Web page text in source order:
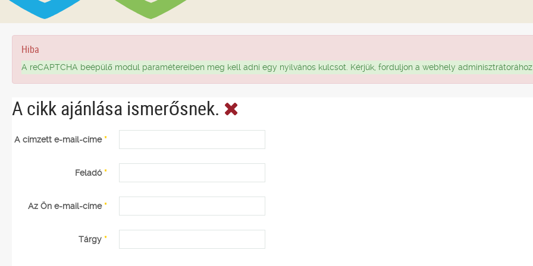
Hiba
A reCAPTCHA beépülő modul paramétereiben meg kell adni egy nyilvános kulcsot. Kérjük, forduljon a webhely
A cikk ajánlása ismerősnek.
A címzett e-mail-címe*
Feladó*
Az Ön e-mail-címe*
Tárgy *